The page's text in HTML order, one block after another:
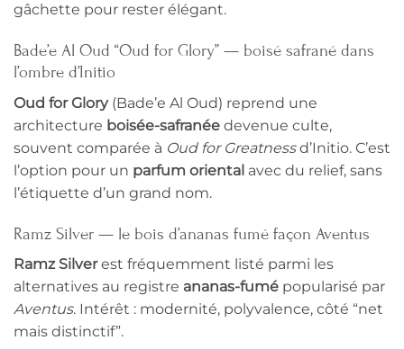
gâchette pour rester élégant.
Bade’e Al Oud “Oud for Glory” — boisé safrané dans
l’ombre d’Initio
Oud for Glory(Bade’e Al Oud) reprend une
architecture boisée-safranée devenue culte,
souvent comparée à Oud for Greatnessd’Initio. C’est
l’option pour un parfum oriental avec du relief, sans
l’étiquette d’un grand nom.
Ramz Silver — le bois d’ananas fumé façon Aventus
Ramz Silverest fréquemment listé parmi les
alternatives au registre ananas-fumé popularisé par
Aventus. Intérêt : modernité, polyvalence, côté “net
mais distinctif”.